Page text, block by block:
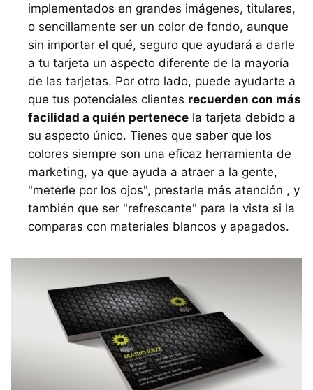
implementados en grandes imágenes, titulares,
o sencillamente ser un color de fondo, aunque
sin importar el qué, seguro que ayudará a darle
a tu tarjeta un aspecto diferente de la mayoría
de las tarjetas. Por otro lado, puede ayudarte a
que tus potenciales clientes recuerden con más
facilidad a quién pertenece la tarjeta debido a
su aspecto único. Tienes que saber que los
colores siempre son una eficaz herramienta de
marketing, ya que ayuda a atraer a la gente,
"meterle por los ojos", prestarle más atención , y
también que ser "refrescante" para la vista si la
comparas con materiales blancos y apagados.